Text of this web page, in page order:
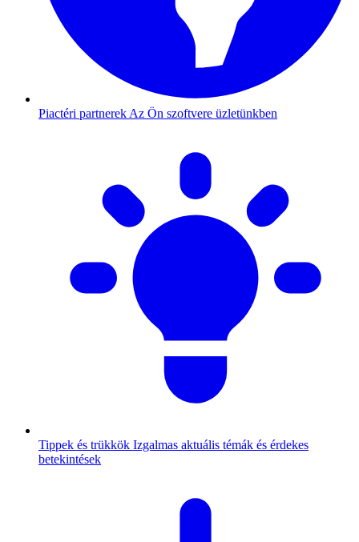
Piactéri partnerek Az Ön szoftvere üzletünkben
Tippek és trükkök Izgalmas aktuális témák és érdekes
betekintések